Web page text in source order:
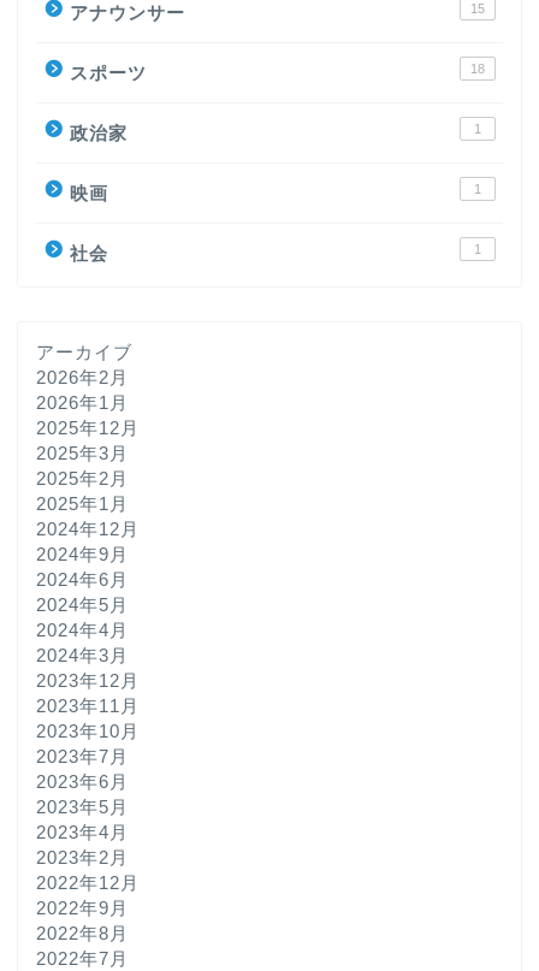
アナウンサー 15
スポーツ 18
政治家 1
映画 1
社会 1
アーカイブ
2026年2月
2026年1月
2025年12月
2025年3月
2025年2月
2025年1月
2024年12月
2024年9月
2024年6月
2024年5月
2024年4月
2024年3月
2023年12月
2023年11月
2023年10月
2023年7月
2023年6月
2023年5月
2023年4月
2023年2月
2022年12月
2022年9月
2022年8月
2022年7月